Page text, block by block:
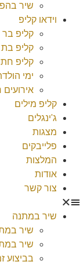
שיר
וידאו קליפ
קליפ בר
קליפ בת
קליפ
ימי
אירועים
קליפ מילים
ג'ינגלים
מצגות
פלייבקים
המלצות
אודות
צור קשר
שיר במתנה
שיר
שיר
בביצוע